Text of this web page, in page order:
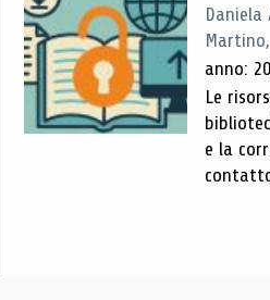
Daniela
anno:
Le
e la